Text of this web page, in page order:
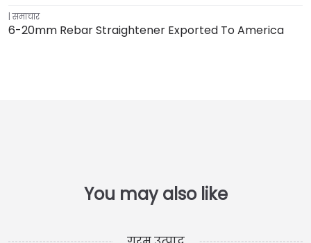
समाचार
6-20mm Rebar Straightener Exported To America